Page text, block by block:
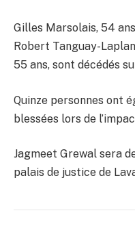
Gilles Marsolais, 54
Robert Tanguay-
55 ans, sont décédés
Quinze personnes ont
blessées lors de
Jagmeet Grewal sera
palais de justice de